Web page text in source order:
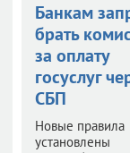
Банкам
брать
за оплату
госуслуг
СБП
Новые правила
установлены